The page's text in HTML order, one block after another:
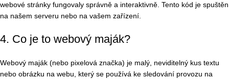
webové stránky fungovaly správně a interaktivně. Tento kód je spuštěn
na našem serveru nebo na vašem zařízení.
4. Co je to webový maják?
Webový maják (nebo pixelová značka) je malý, neviditelný kus textu
nebo obrázku na webu, který se používá ke sledování provozu na